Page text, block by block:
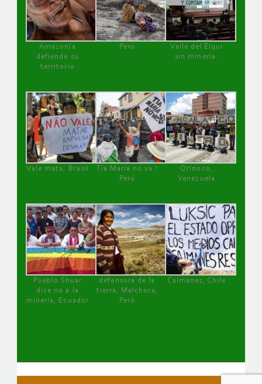
Amazonía
defiende su
territorio
Perú
Valle del Elqui
sin minería.
Vale mata, Brasil
Tía María no va !
Perú
Orinoco,
Venezuela
Pueblo Shuar
dice no a la
minería, Ecuador
defensora de la
tierra, Melchora,
Perú
Caimanes, Chile